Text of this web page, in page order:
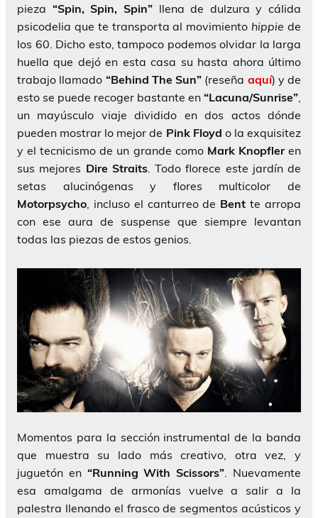
pieza “Spin, Spin, Spin”llena de dulzura y cálida
psicodelia que te transporta al movimiento hippie de
los 60. Dicho esto, tampoco podemos olvidar la larga
huella que dejó en esta casa su hasta ahora último
trabajo llamado “Behind The Sun” (reseña aquí) y de
esto se puede recoger bastante en “Lacuna/Sunrise”,
un mayúsculo viaje dividido en dos actos dónde
pueden mostrar lo mejor de Pink Floyd o la exquisitez
y el tecnicismo de un grande como Mark Knopfleren
sus mejores Dire Straits. Todo florece este jardín de
setas alucinógenas y flores multicolor de
Motorpsycho, incluso el canturreo de Bent te arropa
con ese aura de suspense que siempre levantan
todas las piezas de estos genios.
Momentos para la sección instrumental de la banda
que muestra su lado más creativo, otra vez, y
juguetón en “Running With Scissors”. Nuevamente
esa amalgama de armonías vuelve a salir a la
palestra llenando el frasco de segmentos acústicos y